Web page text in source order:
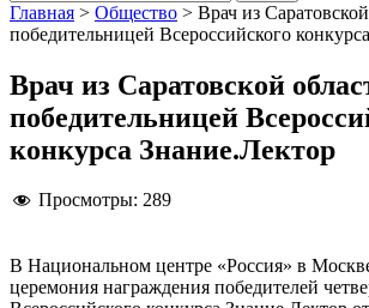
Главная > Общество > Врач из
победительницей Всероссийского
Врач из Саратовской
победительницей
конкурса Знание.Лектор
Просмотры: 289
В Национальном центре «Россия» в
церемония награждения победителей